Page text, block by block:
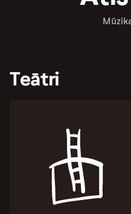
Teātri